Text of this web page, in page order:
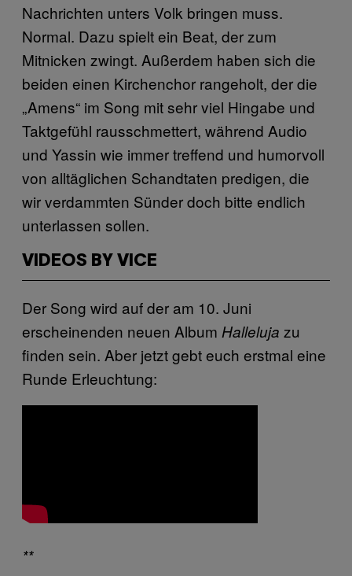
Nachrichten unters Volk bringen muss.
Normal. Dazu spielt ein Beat, der zum
Mitnicken zwingt. Außerdem haben sich die
beiden einen Kirchenchor rangeholt, der die
„Amens“ im Song mit sehr viel Hingabe und
Taktgefühl rausschmettert, während Audio
und Yassin wie immer treffend und humorvoll
von alltäglichen Schandtaten predigen, die
wir verdammten Sünder doch bitte endlich
unterlassen sollen.
VIDEOS BY VICE
Der Song wird auf der am 10. Juni
erscheinenden neuen Album Halleluja zu
finden sein. Aber jetzt gebt euch erstmal eine
Runde Erleuchtung:
**